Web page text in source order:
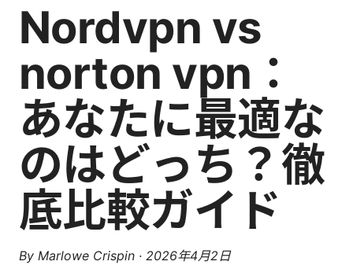
Nordvpn vs
norton vpn：
あなたに最適な
のはどっち？徹
底比較ガイド
By Marlowe Crispin · 2026年4月2日